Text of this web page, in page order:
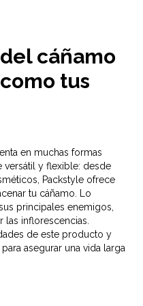
cáñamo
tus
en muchas formas
versátil y flexible: desde
Packstyle ofrece
tu cáñamo. Lo
principales enemigos,
las inflorescencias.
de este producto y
asegurar una vida larga